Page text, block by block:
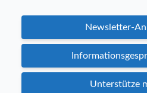
Newsletter-
Unterstütze